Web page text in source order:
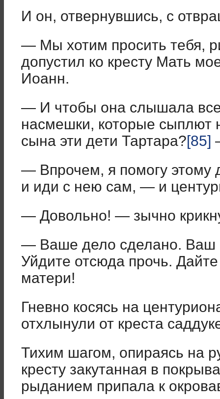
И он, отвернувшись, с
— Мы хотим просить тебя,
допустил ко кресту Мать
Иоанн.
— И чтобы она слышала все
насмешки, которые сыплют
сына эти дети Тартара?[85]
— Впрочем, я помогу этому
и иди с нею сам, — и
— Довольно! — зычно
— Ваше дело сделано. Ваш
Уйдите отсюда прочь.
матери!
Гневно косясь на
отхлынули от креста
Тихим шагом, опираясь на
кресту закутанная в
рыданием припала к